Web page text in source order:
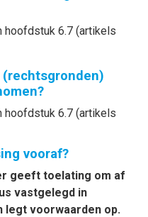
hoofdstuk 6.7 (artikels
(rechtsgronden)
hoofdstuk 6.7 (artikels
vooraf?
geeft toelating om af
vastgelegd in
legt voorwaarden op.